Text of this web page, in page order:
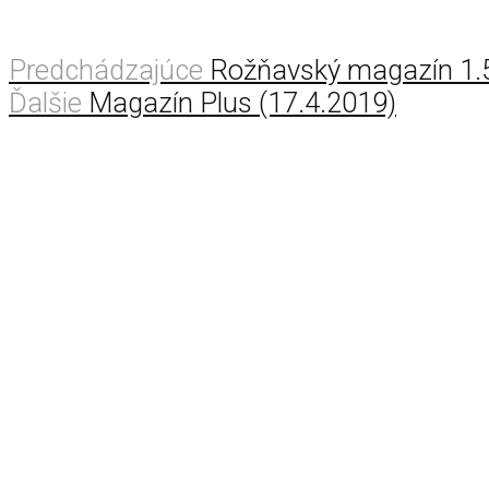
Predchádzajúce Rožňavský magazín
Ďalšie Magazín Plus (17.4.2019)